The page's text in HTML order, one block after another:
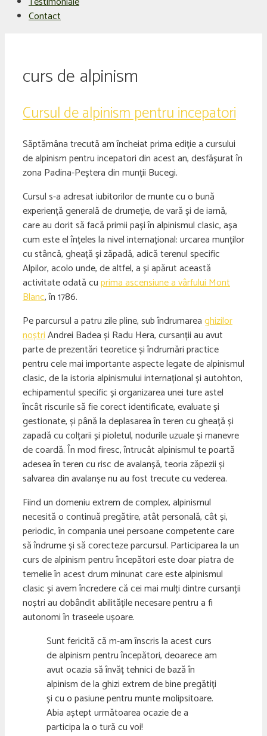
Contact
curs de alpinism
Cursul de alpinism pentru incepatori
Săptămâna trecută am încheiat prima ediție a cursului
de alpinism pentru incepatori din acest an, desfășurat în
zona Padina-Peștera din munții Bucegi.
Cursul s-a adresat iubitorilor de munte cu o bună
experiență generală de drumeție, de vară și de iarnă,
care au dorit să facă primii pași în alpinismul clasic, așa
cum este el înțeles la nivel internațional: urcarea munților
cu stâncă, gheață și zăpadă, adică terenul specific
Alpilor, acolo unde, de altfel, a și apărut această
activitate odată cuprima ascensiune a vârfului Mont
Blanc, în 1786.
Pe parcursul a patru zile pline, sub îndrumareaghizilor
noștriAndrei Badea și Radu Hera, cursanții au avut
parte de prezentări teoretice și îndrumări practice
pentru cele mai importante aspecte legate de alpinismul
clasic, de la istoria alpinismului internațional și autohton,
echipamentul specific și organizarea unei ture astel
încât riscurile să fie corect identificate, evaluate și
gestionate, și până la deplasarea în teren cu gheață și
zapadă cu colțarii și pioletul, nodurile uzuale și manevre
de coardă. În mod firesc, întrucât alpinismul te poartă
adesea în teren cu risc de avalanșă, teoria zăpezii și
salvarea din avalanșe nu au fost trecute cu vederea.
Fiind un domeniu extrem de complex, alpinismul
necesită o continuă pregătire, atât personală, cât și,
periodic, în compania unei persoane competente care
să îndrume și să corecteze parcursul. Participarea la un
curs de alpinism pentru începători este doar piatra de
temelie în acest drum minunat care este alpinismul
clasic și avem încredere că cei mai mulți dintre cursanții
noștri au dobândit abilitățile necesare pentru a fi
autonomi în traseele ușoare.
Sunt fericită că m-am înscris la acest curs
de alpinism pentru începători, deoarece am
avut ocazia să învăț tehnici de bază în
alpinism de la ghizi extrem de bine pregătiți
și cu o pasiune pentru munte molipsitoare.
Abia aștept următoarea ocazie de a
participa la o tură cu voi!